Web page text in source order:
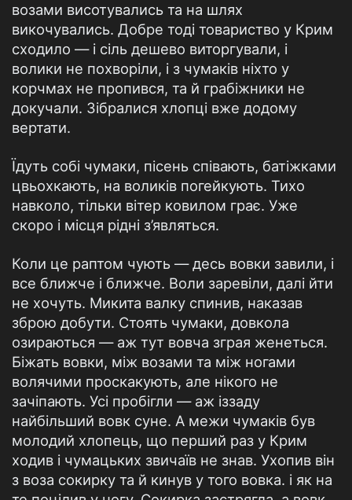
возами висотувались та на шлях
викочувались. Добре тоді товариство у Крим
сходило — і сіль дешево виторгували, і
волики не похворіли, і з чумаків ніхто у
корчмах не пропився, та й грабіжники не
докучали. Зібралися хлопці вже додому
вертати.
Їдуть собі чумаки, пісень співають, батіжками
цвьохкають, на воликів погейкують. Тихо
навколо, тільки вітер ковилом грає. Уже
скоро і місця рідні з’являться.
Коли це раптом чують — десь вовки завили, і
все ближче і ближче. Воли заревіли, далі йти
не хочуть. Микита валку спинив, наказав
зброю добути. Стоять чумаки, довкола
озираються — аж тут вовча зграя женеться.
Біжать вовки, між возами та між ногами
волячими проскакують, але нікого не
зачіпають. Усі пробігли — аж іззаду
найбільший вовк суне. А межи чумаків був
молодий хлопець, що перший раз у Крим
ходив і чумацьких звичаїв не знав. Ухопив він
з воза сокирку та й кинув у того вовка. і як на